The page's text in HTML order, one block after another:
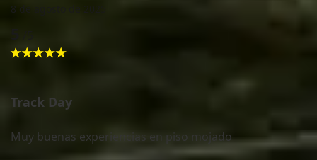
8 de agosto de 2025
★★★★★
★★★★★
Muy buenas experiencias en piso mojado
Track Day